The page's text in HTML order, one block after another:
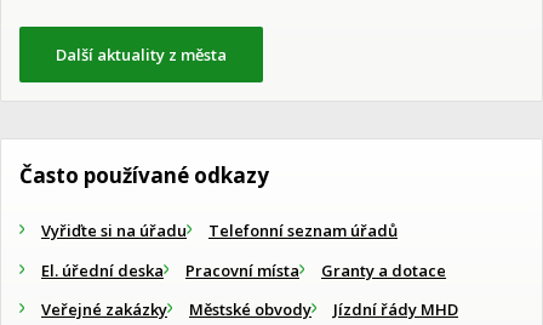
Další aktuality z města
Často používané odkazy
Vyřiďte si na úřadu
Telefonní seznam úřadů
El. úřední deska
Pracovní místa
Granty a dotace
Veřejné zakázky
Městské obvody Jízdní řády MHD